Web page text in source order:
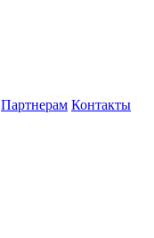
Партнерам Контакты